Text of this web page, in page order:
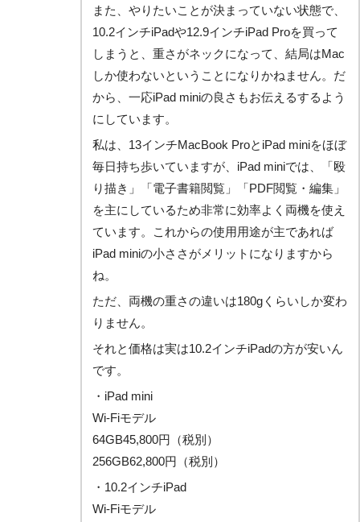
また、やりたいことが決まっていない状態で、
10.2インチiPadや12.9インチiPad Proを買って
しまうと、重さがネックになって、結局はMac
しか使わないということになりかねません。だ
から、一応iPad miniの良さもお伝えるするよう
にしています。
私は、13インチMacBook ProとiPad miniをほぼ
毎日持ち歩いていますが、iPad miniでは、「殴
り描き」「電子書籍閲覧」「PDF閲覧・編集」
を主にしているため非常に効率よく両機を使え
ています。これからの使用用途が主であれば
iPad miniの小ささがメリットになりますから
ね。
ただ、両機の重さの違いは180gくらいしか変わ
りません。
それと価格は実は10.2インチiPadの方が安いん
です。
・iPad mini
Wi-Fiモデル
64GB45,800円（税別）
256GB62,800円（税別）
・10.2インチiPad
Wi-Fiモデル